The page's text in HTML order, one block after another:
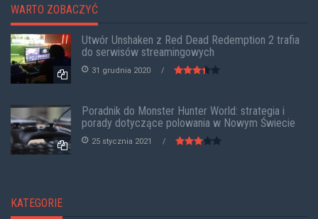
WARTO ZOBACZYĆ
Utwór Unshaken z Red Dead Redemption 2 trafia
do serwisów streamingowych
31 grudnia 2020
Poradnik do Monster Hunter World: strategia i
porady dotyczące polowania w Nowym Świecie
25 stycznia 2021
KATEGORIE